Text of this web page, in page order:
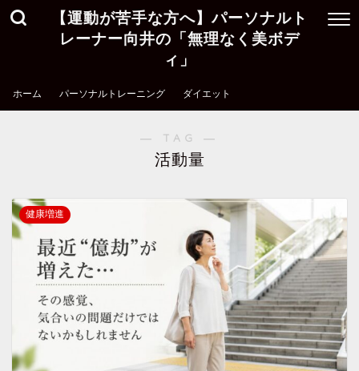
【運動が苦手な方へ】パーソナルト
レーナー向井の「無理なく美ボデ
ィ」
ホーム パーソナルトレーニング ダイエット
― TAG ―
活動量
健康増進